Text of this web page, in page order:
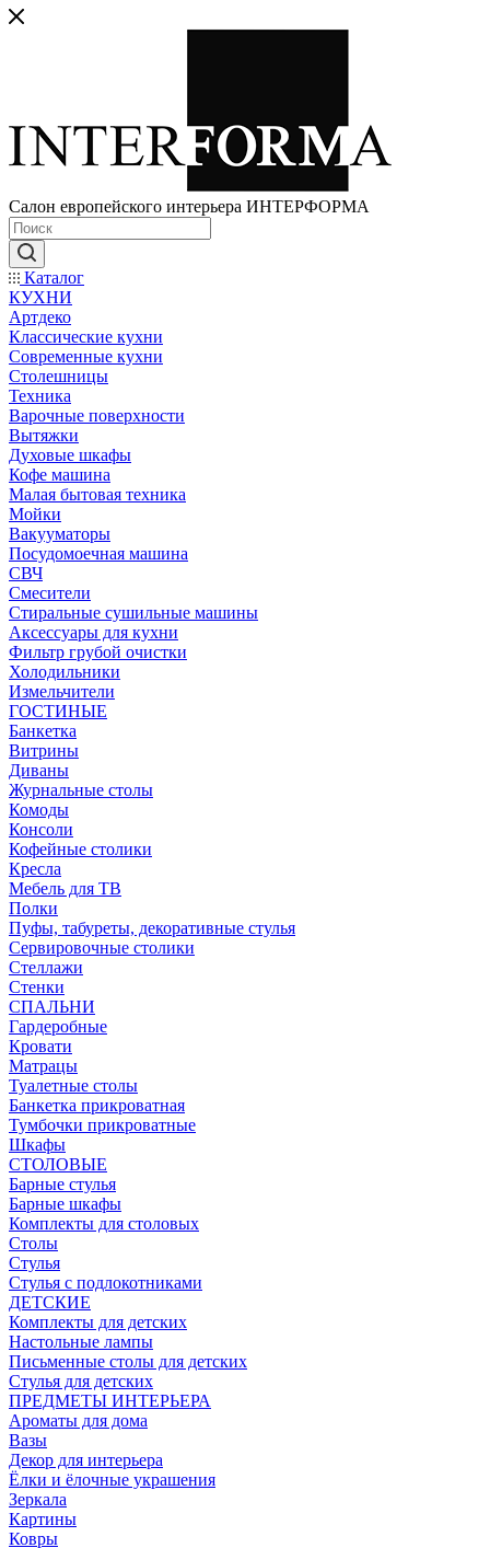
Салон европейского интерьера ИНТЕРФОРМА
Каталог
КУХНИ
Артдеко
Классические кухни
Современные кухни
Столешницы
Техника
Варочные поверхности
Вытяжки
Духовые шкафы
Кофе машина
Малая бытовая техника
Мойки
Вакууматоры
Посудомоечная машина
СВЧ
Смесители
Стиральные сушильные машины
Аксессуары для кухни
Фильтр грубой очистки
Холодильники
Измельчители
ГОСТИНЫЕ
Банкетка
Витрины
Диваны
Журнальные столы
Комоды
Консоли
Кофейные столики
Кресла
Мебель для ТВ
Полки
Пуфы, табуреты, декоративные стулья
Сервировочные столики
Стеллажи
Стенки
СПАЛЬНИ
Гардеробные
Кровати
Матрацы
Туалетные столы
Банкетка прикроватная
Тумбочки прикроватные
Шкафы
СТОЛОВЫЕ
Барные стулья
Барные шкафы
Комплекты для столовых
Столы
Стулья
Стулья с подлокотниками
ДЕТСКИЕ
Комплекты для детских
Настольные лампы
Письменные столы для детских
Стулья для детских
ПРЕДМЕТЫ ИНТЕРЬЕРА
Ароматы для дома
Вазы
Декор для интерьера
Ёлки и ёлочные украшения
Зеркала
Картины
Ковры